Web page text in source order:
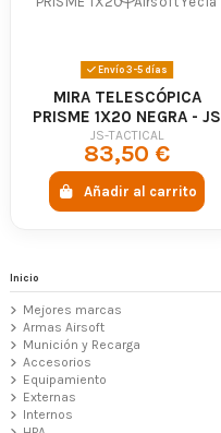
Envío 3-5 días
MIRA TELESCÓPICA
PRISME 1X20 NEGRA - JS
TACTICAL
JS-TACTICAL
83,50 €
Añadir al carrito
Inicio
Mejores marcas
Armas Airsoft
Munición y Recarga
Accesorios
Equipamiento
Externas
Internos